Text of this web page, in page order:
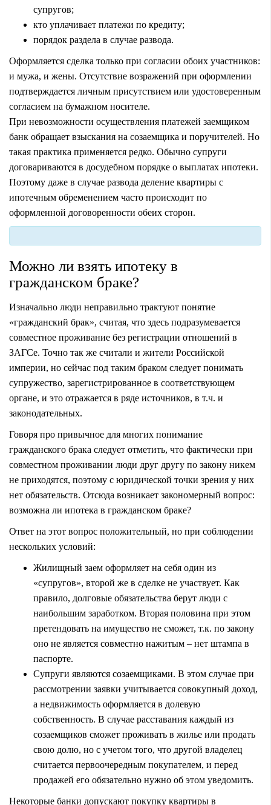
супругов;
кто уплачивает платежи по кредиту;
порядок раздела в случае развода.
Оформляется сделка только при согласии обоих участников:
и мужа, и жены. Отсутствие возражений при оформлении
подтверждается личным присутствием или удостоверенным
согласием на бумажном носителе.
При невозможности осуществления платежей заемщиком
банк обращает взыскания на созаемщика и поручителей. Но
такая практика применяется редко. Обычно супруги
договариваются в досудебном порядке о выплатах ипотеки.
Поэтому даже в случае развода деление квартиры с
ипотечным обременением часто происходит по
оформленной договоренности обеих сторон.
Можно ли взять ипотеку в
гражданском браке?
Изначально люди неправильно трактуют понятие
«гражданский брак», считая, что здесь подразумевается
совместное проживание без регистрации отношений в
ЗАГСе. Точно так же считали и жители Российской
империи, но сейчас под таким браком следует понимать
супружество, зарегистрированное в соответствующем
органе, и это отражается в ряде источников, в т.ч. и
законодательных.
Говоря про привычное для многих понимание
гражданского брака следует отметить, что фактически при
совместном проживании люди друг другу по закону никем
не приходятся, поэтому с юридической точки зрения у них
нет обязательств. Отсюда возникает закономерный вопрос:
возможна ли ипотека в гражданском браке?
Ответ на этот вопрос положительный, но при соблюдении
нескольких условий:
Жилищный заем оформляет на себя один из
«супругов», второй же в сделке не участвует. Как
правило, долговые обязательства берут люди с
наибольшим заработком. Вторая половина при этом
претендовать на имущество не сможет, т.к. по закону
оно не является совместно нажитым – нет штампа в
паспорте.
Супруги являются созаемщиками. В этом случае при
рассмотрении заявки учитывается совокупный доход,
а недвижимость оформляется в долевую
собственность. В случае расставания каждый из
созаемщиков сможет проживать в жилье или продать
свою долю, но с учетом того, что другой владелец
считается первоочередным покупателем, и перед
продажей его обязательно нужно об этом уведомить.
Некоторые банки допускают покупку квартиры в